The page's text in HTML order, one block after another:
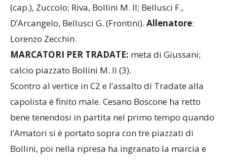
(cap.), Zuccolo; Riva, Bollini M. II; Bellusci F.,
D’Arcangelo, Bellusci G. (Frontini). Allenatore:
Lorenzo Zecchin.
MARCATORI PER TRADATE: meta di Giussani;
calcio piazzato Bollini M. II (3).
Scontro al vertice in C2 e l’assalto di Tradate alla
capolista è finito male. Cesano Boscone ha retto
bene tenendosi in partita nel primo tempo quando
l’Amatori si è portato sopra con tre piazzati di
Bollini, poi nella ripresa ha ingranato la marcia e